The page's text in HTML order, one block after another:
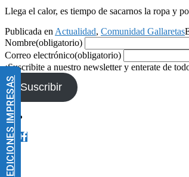
Llega el calor, es tiempo de sacarnos la ropa y
Publicada en Actualidad, Comunidad Gallaretas
Nombre(obligatorio)
Correo electrónico(obligatorio)
¡Suscribite a nuestro newsletter y enterate de
Suscribir
EDICIONES IMPRESAS